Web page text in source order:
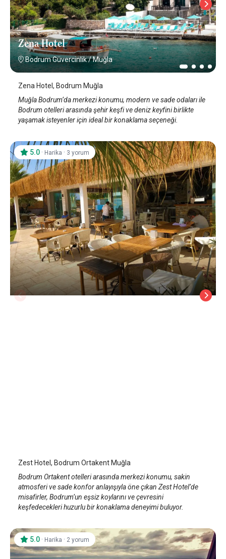
Zena Hotel
Bodrum Güvercinlik/Muğla
Zena Hotel, Bodrum Muğla
Muğla Bodrum’da merkezi konumu, modern ve sade odaları ile
Bodrum otelleri arasında şehir keşfi ve deniz keyfini birlikte
yaşamak isteyenler için ideal bir konaklama seçeneği.
5.0 · Harika · 3 yorum
Zest Hotel, Bodrum Ortakent Muğla
Bodrum Ortakent otelleri arasında merkezi konumu, sakin
atmosferi ve sade konfor anlayışıyla öne çıkan Zest Hotel’de
misafirler, Bodrum’un eşsiz koylarını ve çevresini
keşfedecekleri huzurlu bir konaklama deneyimi buluyor.
5.0 · Harika · 2 yorum